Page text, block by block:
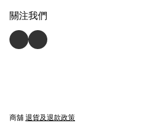
關注我們
商舖 退貨及退款政策